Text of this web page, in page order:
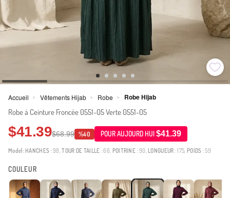
Accueil > Vêtements Hijab > Robe > Robe Hijab
Robe à Ceinture Froncée 0551-05 Verte 0551-05
$41.39$68.99 %40 POUR AUJOURD HUI $41.39
Model: HANCHES : 98,TOUR DE TAILLE : 66, POITRINE: 90, LONGUEUR : 175, POIDS : 59
COULEUR